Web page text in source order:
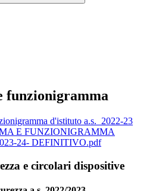
funzionigramma
d'istituto a.s._2022-23
E FUNZIONIGRAMMA
24- DEFINITIVO.pdf
e circolari dispositive